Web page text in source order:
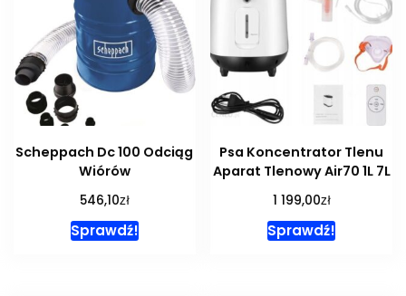
Scheppach Dc 100 Odciąg
Wiórów
546,10zł
Sprawdź!
Psa Koncentrator Tlenu
Aparat Tlenowy Air70 1L 7L
1 199,00zł
Sprawdź!